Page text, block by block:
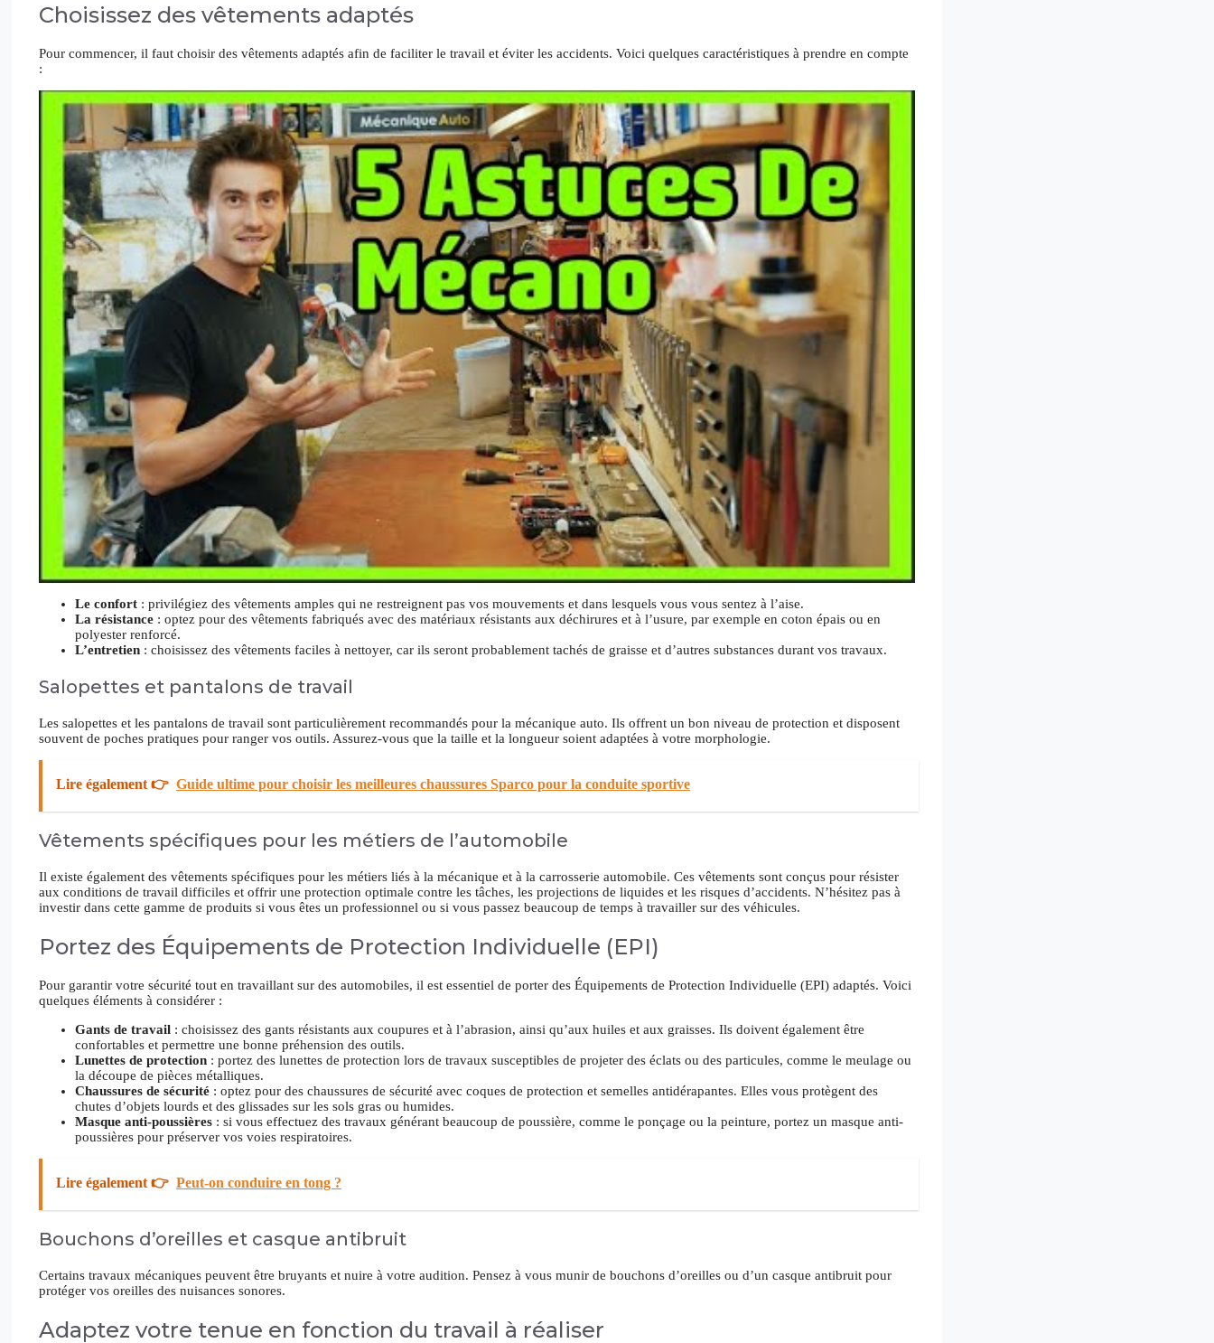
Choisissez des vêtements adaptés
Pour commencer, il faut choisir des vêtements adaptés afin de faciliter le travail et éviter les accidents. Voici quelques caractéristiques à prendre en compte
:
Le confort : privilégiez des vêtements amples qui ne restreignent pas vos mouvements et dans lesquels vous vous sentez à l’aise.
La résistance : optez pour des vêtements fabriqués avec des matériaux résistants aux déchirures et à l’usure, par exemple en coton épais ou en
polyester renforcé.
L’entretien : choisissez des vêtements faciles à nettoyer, car ils seront probablement tachés de graisse et d’autres substances durant vos travaux.
Salopettes et pantalons de travail
Les salopettes et les pantalons de travail sont particulièrement recommandés pour la mécanique auto. Ils offrent un bon niveau de protection et disposent
souvent de poches pratiques pour ranger vos outils. Assurez-vous que la taille et la longueur soient adaptées à votre morphologie.
Lire également 👉 Guide ultime pour choisir les meilleures chaussures Sparco pour la conduite sportive
Vêtements spécifiques pour les métiers de l’automobile
Il existe également des vêtements spécifiques pour les métiers liés à la mécanique et à la carrosserie automobile. Ces vêtements sont conçus pour résister
aux conditions de travail difficiles et offrir une protection optimale contre les tâches, les projections de liquides et les risques d’accidents. N’hésitez pas à
investir dans cette gamme de produits si vous êtes un professionnel ou si vous passez beaucoup de temps à travailler sur des véhicules.
Portez des Équipements de Protection Individuelle (EPI)
Pour garantir votre sécurité tout en travaillant sur des automobiles, il est essentiel de porter des Équipements de Protection Individuelle (EPI) adaptés. Voici
quelques éléments à considérer :
Gants de travail : choisissez des gants résistants aux coupures et à l’abrasion, ainsi qu’aux huiles et aux graisses. Ils doivent également être
confortables et permettre une bonne préhension des outils.
Lunettes de protection : portez des lunettes de protection lors de travaux susceptibles de projeter des éclats ou des particules, comme le meulage ou
la découpe de pièces métalliques.
Chaussures de sécurité : optez pour des chaussures de sécurité avec coques de protection et semelles antidérapantes. Elles vous protègent des
chutes d’objets lourds et des glissades sur les sols gras ou humides.
Masque anti-poussières : si vous effectuez des travaux générant beaucoup de poussière, comme le ponçage ou la peinture, portez un masque anti-
poussières pour préserver vos voies respiratoires.
Lire également 👉 Peut-on conduire en tong ?
Bouchons d’oreilles et casque antibruit
Certains travaux mécaniques peuvent être bruyants et nuire à votre audition. Pensez à vous munir de bouchons d’oreilles ou d’un casque antibruit pour
protéger vos oreilles des nuisances sonores.
Adaptez votre tenue en fonction du travail à réaliser